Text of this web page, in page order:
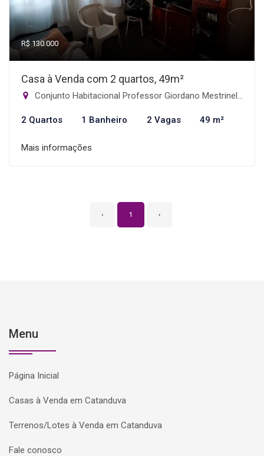
R$ 130.000
Casa à Venda com 2 quartos, 49m²
Conjunto Habitacional Professor Giordano Mestrinelli, Catanduva-SP
2 Quartos 1 Banheiro 2 Vagas 49 m²
Mais informações
‹ 1 ›
Menu
Página Inicial
Casas à Venda em Catanduva
Terrenos/Lotes à Venda em Catanduva
Fale conosco